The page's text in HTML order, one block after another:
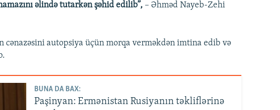
əlində tutarkən şəhid edilib”, – Əhməd Nayeb-Zehi
cənazəsini autopsiya üçün morqa verməkdən imtina edib və
BUNA DA BAX:
Paşinyan: Ermənistan Rusiyanın təkliflərinə